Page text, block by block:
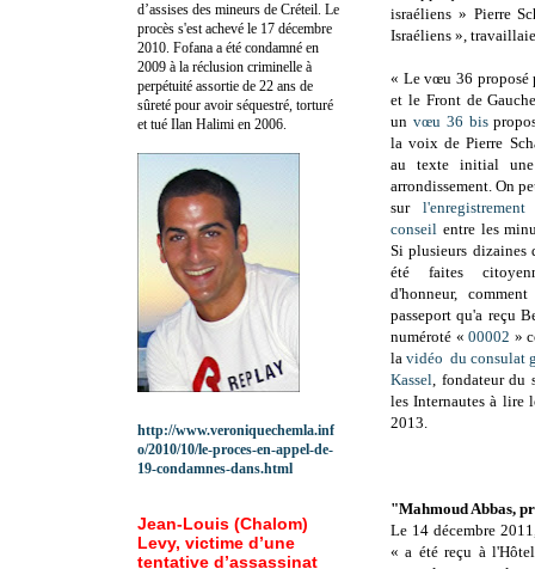
israéliens » Pierre
Israéliens »,
« Le vœu 36 proposé
et le Front de
un vœu 36 bis
la voix de Pierre
au texte initial
arrondissement. On
sur
conseil entre les
Si plusieurs dizaines
été faites
d'honneur,
passeport qu'a reçu
numéroté «00002 »
lavidéo du consulat
Kassel , fondateur
les Internautes à lire
2013.
"Mahmoud Abbas,
Le 14 décembre
«a été reçu à
d’assises des mineurs de Créteil. Le
procès s'est achevé le 17 décembre
2010. Fofana a été condamné en
2009 à la réclusion criminelle à
perpétuité assortie de 22 ans de
sûreté pour avoir séquestré, torturé
et tué Ilan Halimi en 2006.
http://www.veroniquechemla.inf
o/2010/10/le-proces-en-appel-de-
19-condamnes-dans.html
Jean-Louis (Chalom)
Levy, victime d’une
tentative d’assassinat